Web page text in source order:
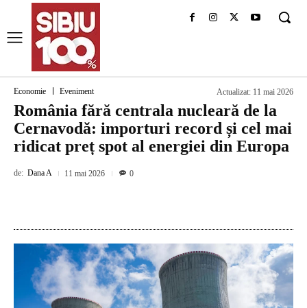
Economie Eveniment Actualizat: 11 mai 2026
România fără centrala nucleară de la
Cernavodă: importuri record și cel mai
ridicat preț spot al energiei din Europa
de: Dana A 11 mai 2026 0